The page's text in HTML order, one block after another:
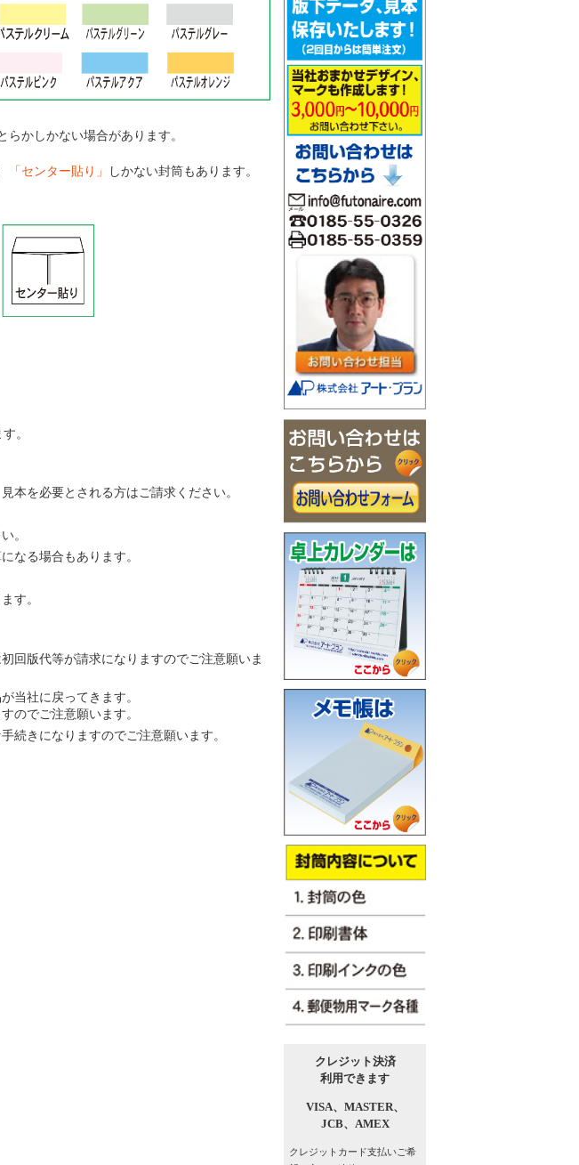
らかしかない場合があります。
「センター貼り」
しかない封筒もあります。
。
本を必要とされる方はご請求ください。
。
なる場合もあります。
す。
回版代等が請求になりますのでご注意願いま
当社に戻ってきます。
のでご注意願います。
続きになりますのでご注意願います。
クレジット決済
利用できます
VISA、 MASTER、
JCB、 AMEX
クレジットカード支払いご希